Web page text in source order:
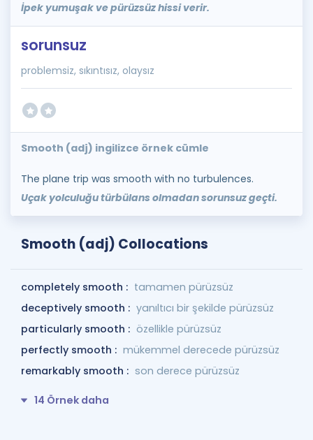
İpek yumuşak ve pürüzsüz hissi verir.
sorunsuz
problemsiz, sıkıntısız, olaysız
Smooth (adj) ingilizce örnek cümle
The plane trip was smooth with no turbulences.
Uçak yolculuğu türbülans olmadan sorunsuz geçti.
Smooth (adj) Collocations
completely smooth : tamamen pürüzsüz
deceptively smooth : yanıltıcı bir şekilde pürüzsüz
particularly smooth : özellikle pürüzsüz
perfectly smooth : mükemmel derecede pürüzsüz
remarkably smooth : son derece pürüzsüz
14 Örnek daha